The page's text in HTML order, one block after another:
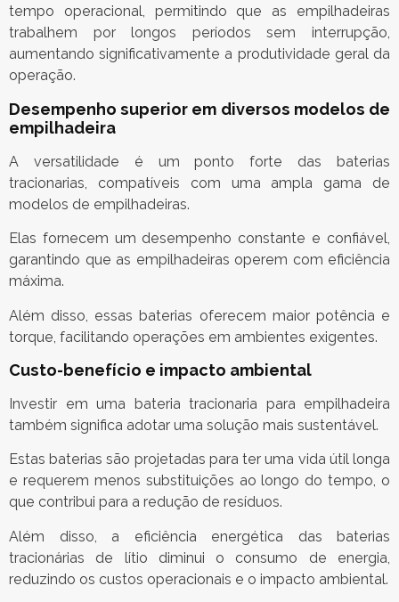
tempo operacional, permitindo que as empilhadeiras
trabalhem por longos períodos sem interrupção,
aumentando significativamente a produtividade geral da
operação.
Desempenho superior em diversos modelos de
empilhadeira
A versatilidade é um ponto forte das baterias
tracionarias, compatíveis com uma ampla gama de
modelos de empilhadeiras.
Elas fornecem um desempenho constante e confiável,
garantindo que as empilhadeiras operem com eficiência
máxima.
Além disso, essas baterias oferecem maior potência e
torque, facilitando operações em ambientes exigentes.
Custo-benefício e impacto ambiental
Investir em uma bateria tracionaria para empilhadeira
também significa adotar uma solução mais sustentável.
Estas baterias são projetadas para ter uma vida útil longa
e requerem menos substituições ao longo do tempo, o
que contribui para a redução de resíduos.
Além disso, a eficiência energética das baterias
tracionárias de lítio diminui o consumo de energia,
reduzindo os custos operacionais e o impacto ambiental.